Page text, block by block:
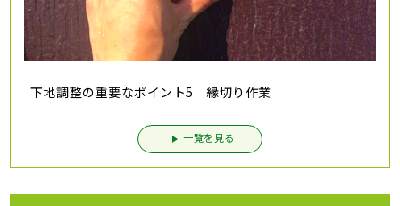
下地調整の重要なポイント5 縁切り作業
一覧を見る